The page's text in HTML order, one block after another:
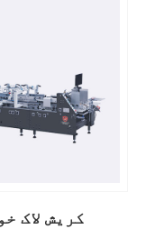
کریش لاک